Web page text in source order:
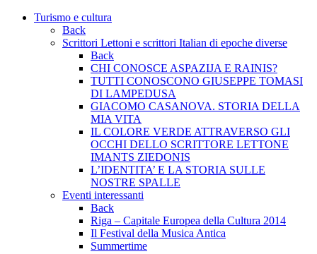
Turismo e cultura
Back
Scrittori Lettoni e scrittori Italian di epoche diverse
Back
CHI CONOSCE ASPAZIJA E RAINIS?
TUTTI CONOSCONO GIUSEPPE TOMASI
DI LAMPEDUSA
GIACOMO CASANOVA. STORIA DELLA
MIA VITA
IL COLORE VERDE ATTRAVERSO GLI
OCCHI DELLO SCRITTORE LETTONE
IMANTS ZIEDONIS
L’IDENTITA’ E LA STORIA SULLE
NOSTRE SPALLE
Eventi interessanti
Back
Riga – Capitale Europea della Cultura 2014
Il Festival della Musica Antica
Summertime